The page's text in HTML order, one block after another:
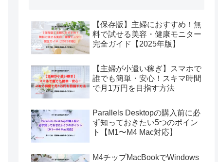
【保存版】主婦におすすめ！無
料で試せる美容・健康モニター
完全ガイド【2025年版】
【主婦が小遣い稼ぎ】スマホで
誰でも簡単・安心！スキマ時間
で月1万円を目指す方法
Parallels Desktopの購入前に必
ず知っておきたい5つのポイン
ト【M1〜M4 Mac対応】
M4チップMacBookでWindows